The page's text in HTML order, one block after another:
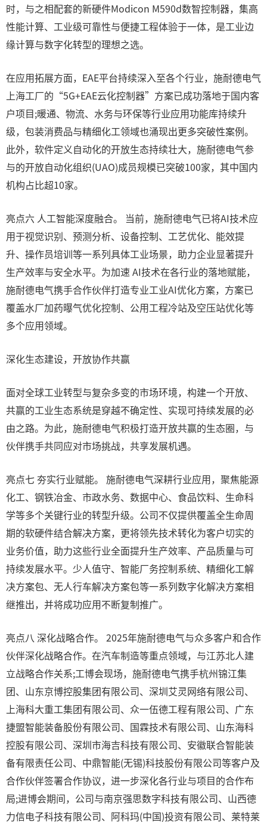
时，与之相配套的新硬件Modicon M590d数智控制器，集高
性能计算、工业级可靠性与便捷工程体验于一体，是工业边
缘计算与数字化转型的理想之选。
在应用拓展方面，EAE平台持续深入至各个行业，施耐德电气
上海工厂的“5G+EAE云化控制器”方案已成功落地于国内客
户项目;暖通、物流、水务与环保等行业应用功能库持续升
级，包装消费品与精细化工领域也涌现出更多突破性案例。
此外，软件定义自动化的开放生态持续壮大，施耐德电气参
与的开放自动化组织(UAO)成员规模已突破100家，其中国内
机构占比超10家。
亮点六 人工智能深度融合。 当前，施耐德电气已将AI技术应
用于视觉识别、预测分析、设备控制、工艺优化、能效提
升、操作员培训等一系列具体工业场景，助力企业显著提升
生产效率与安全水平。为加速 AI技术在各行业的落地赋能，
施耐德电气携手合作伙伴打造专业工业AI优化方案，方案已
覆盖水厂加药曝气优化控制、公用工程冷站及空压站优化等
多个应用领域。
深化生态建设，开放协作共赢
面对全球工业转型与复杂多变的市场环境，构建一个开放、
共赢的工业生态系统是穿越不确定性、实现可持续发展的必
由之路。为此，施耐德电气积极打造开放共赢的生态圈，与
伙伴携手共同应对市场挑战，共享发展机遇。
亮点七 夯实行业赋能。 施耐德电气深耕行业应用，聚焦能源
化工、钢铁冶金、市政水务、数据中心、食品饮料、生命科
学等多个关键行业的转型升级。公司不仅提供覆盖全生命周
期的软硬件结合解决方案，更将领先技术转化为客户切实的
业务价值，助力这些行业全面提升生产效率、产品质量与可
持续发展水平。少人值守、智能厂务控制系统、精细化工解
决方案包、无人行车解决方案包等一系列数字化解决方案相
继推出，并将成功应用不断复制推广。
亮点八 深化战略合作。 2025年施耐德电气与众多客户和合作
伙伴深化战略合作。在汽车制造等重点领域，与江苏北人建
立战略合作关系;工博会现场，施耐德电气携手杭州锦江集
团、山东京博控股集团有限公司、深圳艾灵网络有限公司、
上海科大重工集团有限公司、众一伍德工程有限公司、广东
捷盟智能装备股份有限公司、国霖技术有限公司、山东海科
控股有限公司、深圳市海吉科技有限公司、安徽联合智能装
备有限责任公司、中鼎智能(无锡)科技股份有限公司等客户及
合作伙伴签署合作协议，进一步深化各行业与项目的合作布
局;进博会期间，公司与南京强思数字科技有限公司、山西德
力信电子科技有限公司、阿科玛(中国)投资有限公司、莱特莱